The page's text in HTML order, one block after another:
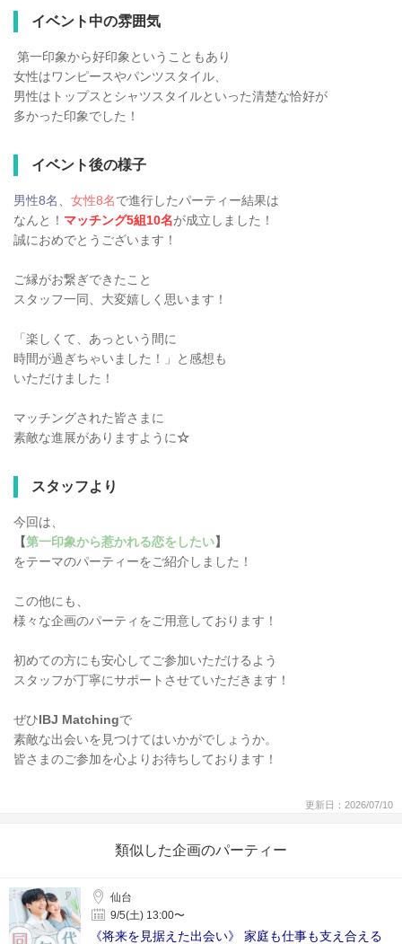
イベント中の雰囲気
第一印象から好印象ということもあり
女性はワンピースやパンツスタイル、
男性はトップスとシャツスタイルといった清楚な恰好が
多かった印象でした！
イベント後の様子
男性8名 女性8名で進行したパーティー結果は
なんと！ マッチング5組10名が成立しました！
誠におめでとうございます！
ご縁がお繋ぎできたこと
スタッフ一同、大変嬉しく思います！
「楽しくて、あっという間に
時間が過ぎちゃいました！」と感想も
いただけました！
マッチングされた皆さまに
素敵な進展がありますように☆
スタッフより
今回は、
【第一印象から惹かれる恋をしたい】
をテーマのパーティーをご紹介しました！
この他にも、
様々な企画のパーティをご用意しております！
初めての方にも安心してご参加いただけるよう
スタッフが丁寧にサポートさせていただきます！
ぜひIBJ Matchingで
素敵な出会いを見つけてはいかがでしょうか。
皆さまのご参加を心よりお待ちしております！
更新日：2026/07/10
類似した企画のパーティー
仙台
9/5(土) 13:00〜
《将来を見据えた出会い》 家庭も仕事も支え合える